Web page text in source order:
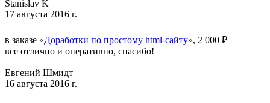
Stanislav K
17 августа 2016 г.
в заказе «Доработки по простому html-сайту», 2 000 ₽
все отлично и оперативно, спасибо!
Евгений Шмидт
16 августа 2016 г.